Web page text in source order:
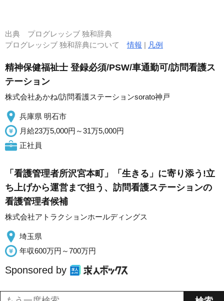
出典 プログレッシブ 独和辞典
プログレッシブ 独和辞典について情報 | 凡例
精神保健福祉士 登録必須/PSW/車通勤可/訪問看護ス
テーション
株式会社あかね/訪問看護ステーションsorato神戸
兵庫県 明石市
月給23万5,000円～31万5,000円
正社員
「看護管理者所沢宮本町」「生きる」に寄り添う!立
ち上げから運営まで担う、訪問看護ステーションの
看護管理者候補
株式会社アトラクションホールディングス
埼玉県
年収600万円～700万円
Sponsored by